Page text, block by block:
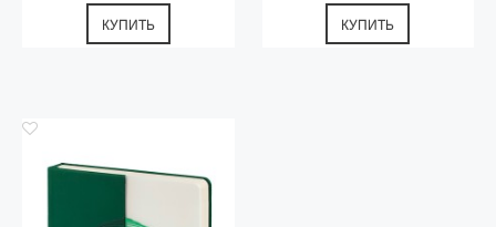
КУПИТЬ КУПИТЬ